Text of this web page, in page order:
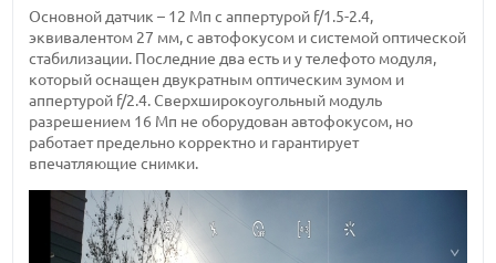
Основной датчик – 12 Мп с аппертурой f/1.5-2.4,
эквивалентом 27 мм, с автофокусом и системой оптической
стабилизации. Последние два есть и у телефото модуля,
который оснащен двукратным оптическим зумом и
аппертурой f/2.4. Сверхширокоугольный модуль
разрешением 16 Мп не оборудован автофокусом, но
работает предельно корректно и гарантирует
впечатляющие снимки.